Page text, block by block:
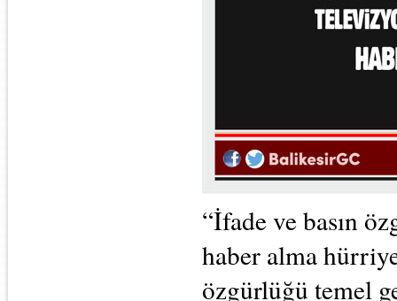
“İfade ve basın
haber alma
özgürlüğü temel